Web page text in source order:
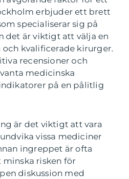
erbjuder ett brett
specialiserar sig på
det är viktigt att välja en
kvalificerade kirurger.
recensioner och
medicinska
på en pålitlig
är det viktigt att vara
vissa mediciner
ingreppet är ofta
risken för
diskussion med